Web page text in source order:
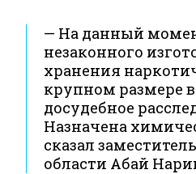
— На данный
незаконного
хранения
крупном размере
досудебное
Назначена
сказал
области Абай